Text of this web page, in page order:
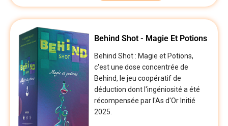
Behind Shot - Magie Et Potions
Behind Shot : Magie et Potions,
c'est une dose concentrée de
Behind, le jeu coopératif de
déduction dont l'ingéniosité a été
récompensée par l'As d'Or Initié
2025.